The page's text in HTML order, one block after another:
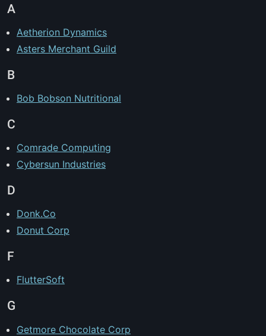
A
Aetherion Dynamics
Asters Merchant Guild
B
Bob Bobson Nutritional
C
Comrade Computing
Cybersun Industries
D
Donk.Co
Donut Corp
F
FlutterSoft
G
Getmore Chocolate Corp